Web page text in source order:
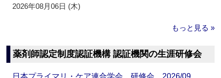
2026年08月06日 (木)
もっと見る »
薬剤師認定制度認証機構 認証機関の生涯研修会